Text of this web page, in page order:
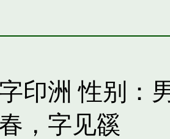
印洲 性别：
，字见豀